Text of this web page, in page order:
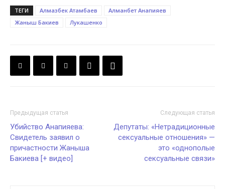
ТЕГИ Алмазбек Атамбаев
Алманбет Анапияев
Жаныш Бакиев
Лукашенко
Предыдущая статья
Убийство Анапияева:
Свидетель заявил о
причастности Жаныша
Бакиева [+ видео]
Следующая статья
Депутаты: «Нетрадиционные
сексуальные отношения» —
это «однополые
сексуальные связи»